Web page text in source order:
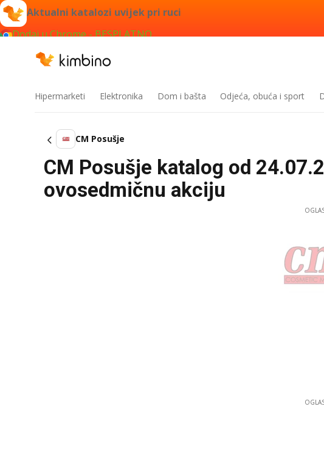
Aktualni katalozi uvijek pri ruci
Dodaj u Chrome - BESPLATNO
Hipermarketi Elektronika Dom i bašta Odjeća, obuća i sport
CM Posušje
CM Posušje katalog od
ovosedmičnu akciju